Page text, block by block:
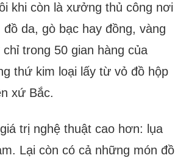
khi còn là xưởng thủ công nơi
da, gò bạc hay đồng, vàng
trong 50 gian hàng của
thứ kim loại lấy từ vỏ đồ hộp
xứ Bắc.
trị nghệ thuật cao hơn: lụa
Lại còn có cả những món đồ